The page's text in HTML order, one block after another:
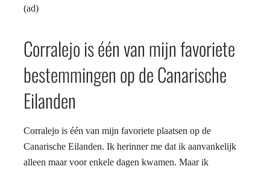
(ad)
Corralejo is één van mijn favoriete
bestemmingen op de Canarische
Eilanden
Corralejo is één van mijn favoriete plaatsen op de
Canarische Eilanden. Ik herinner me dat ik aanvankelijk
alleen maar voor enkele dagen kwamen. Maar ik